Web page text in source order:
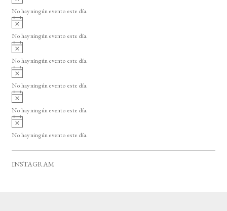
o
v
i
o
No hay ningún evento este día.
A
v
i
o
No hay ningún evento este día.
A
v
i
o
No hay ningún evento este día.
A
v
i
o
No hay ningún evento este día.
A
v
i
o
No hay ningún evento este día.
A
v
i
s
No hay ningún evento este día.
INSTAGRAM